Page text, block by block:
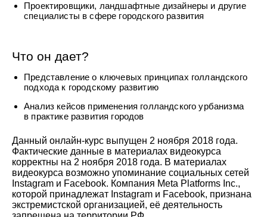
Проектировщики, ландшафтные дизайнеры и другие
специалисты в сфере городского развития
Что он дает?
Представление о ключевых принципах голландского
подхода к городскому развитию
Анализ кейсов применения голландского урбанизма
в практике развития городов
Данный онлайн-курс выпущен 2 ноября 2018 года.
Фактические данные в материалах видеокурса
корректны на 2 ноября 2018 года. В материалах
видеокурса возможно упоминание социальных сетей
Instagram и Facebook. Компания Meta Platforms Inc.,
которой принадлежат Instagram и Facebook, признана
экстремистской организацией, её деятельность